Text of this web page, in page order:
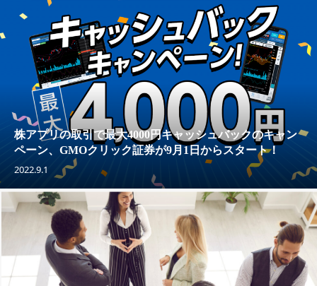
株アプリの取引で最大4000円キャッシュバックのキャン
ペーン、GMOクリック証券が9月1日からスタート！
2022.9.1